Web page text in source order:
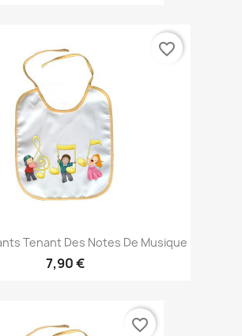
Tenant Des Notes De Musique
7,90 €
favorite_border
favorite_border